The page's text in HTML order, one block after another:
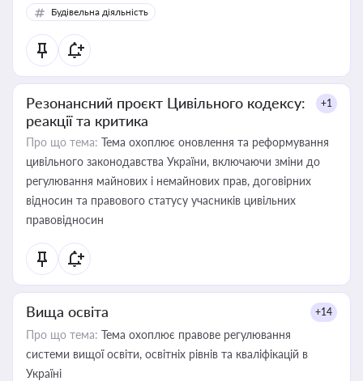
Будівельна діяльність
Резонансний проєкт Цивільного кодексу:
реакції та критика
+1
Про що тема: Тема охоплює оновлення та реформування
цивільного законодавства України, включаючи зміни до
регулювання майнових і немайнових прав, договірних
відносин та правового статусу учасників цивільних
правовідносин
Вища освіта +14
Про що тема: Тема охоплює правове регулювання
системи вищої освіти, освітніх рівнів та кваліфікацій в
Україні